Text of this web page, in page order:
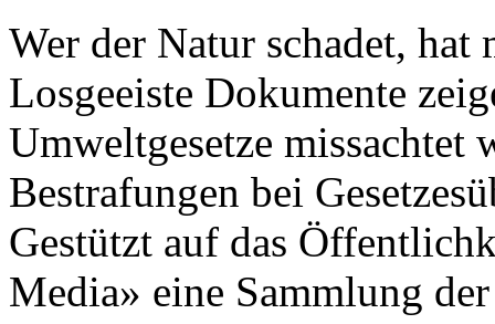
Wer der Natur schadet,
Losgeeiste Dokumente
Umweltgesetze missachtet
Bestrafungen bei
Gestützt auf das
Media» eine Sammlung